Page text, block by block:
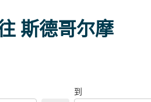
斯德哥尔摩
到
查找优惠。